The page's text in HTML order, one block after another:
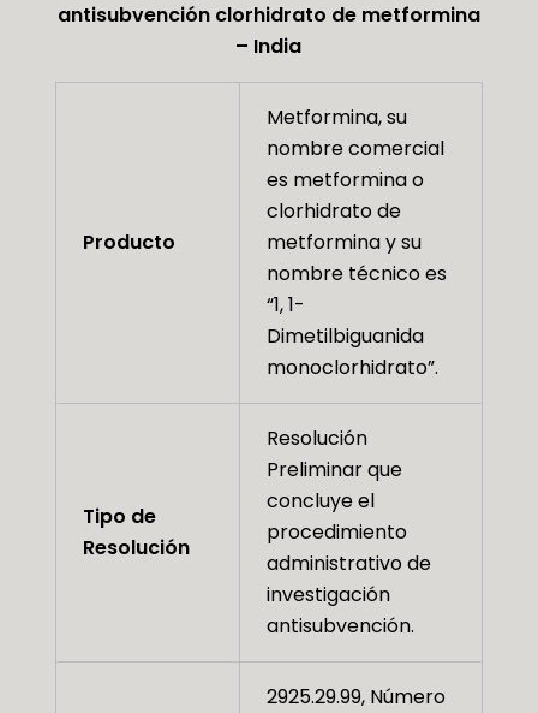
antisubvención clorhidrato de metformina
– India
Producto
Metformina, su
nombre comercial
es metformina o
clorhidrato de
metformina y su
nombre técnico es
“1, 1-
Dimetilbiguanida
monoclorhidrato”.
Tipo de
Resolución
Resolución
Preliminar que
concluye el
procedimiento
administrativo de
investigación
antisubvención.
2925.29.99, Número